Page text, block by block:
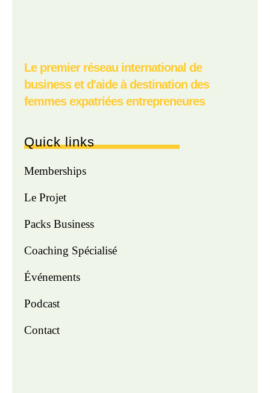
Le premier réseau international de
business et d'aide à destination des
femmes expatriées entrepreneures
Quick links
Memberships
Le Projet
Packs Business
Coaching Spécialisé
Événements
Podcast
Contact